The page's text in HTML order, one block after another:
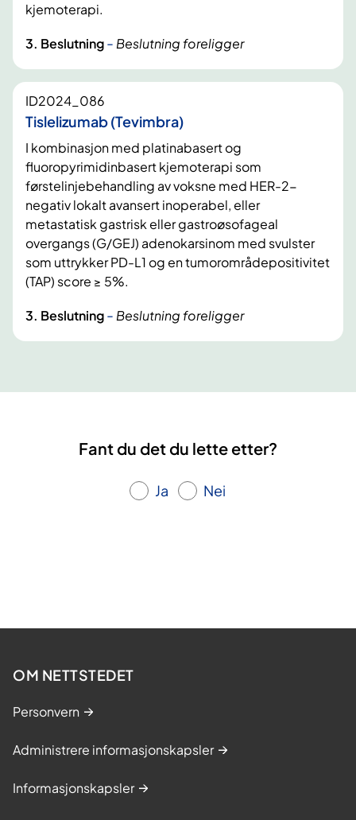
kjemoterapi.
3. Beslutning- Beslutning foreligger
ID2024_086
Tislelizumab (Tevimbra)
I kombinasjon med platinabasert og
fluoropyrimidinbasert kjemoterapi som
førstelinjebehandling av voksne med HER-2-
negativ lokalt avansert inoperabel, eller
metastatisk gastrisk eller gastroøsofageal
overgangs (G/GEJ) adenokarsinom med svulster
som uttrykker PD-L1 og en tumorområdepositivitet
(TAP) score ≥ 5%.
3. Beslutning- Beslutning foreligger
Fant du det du lette etter?
Ja Nei
OM NETTSTEDET
Personvern
Administrere informasjonskapsler
Informasjonskapsler